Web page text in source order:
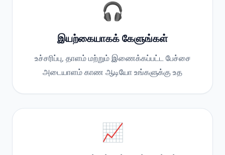
🎧
இயற்கையாகக் கேளுங்கள்
உச்சரிப்பு, தாளம் மற்றும் இணைக்கப்பட்ட பேச்சை
அடையாளம் காண ஆடியோ உங்களுக்கு உத
📈